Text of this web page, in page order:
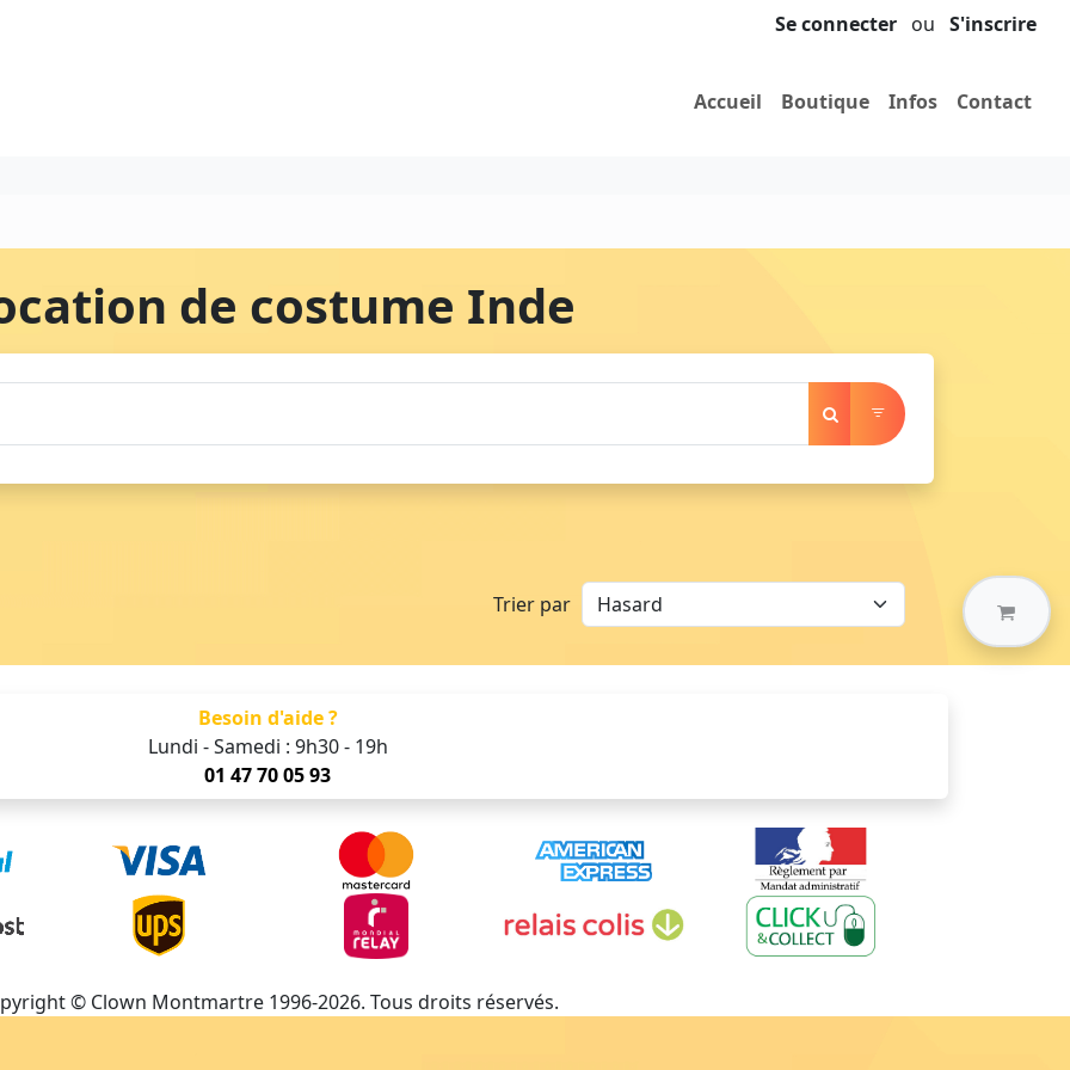
Se connecter ou S'inscrire
Accueil Boutique Infos Contact
de costume Inde
Trier par
Besoin d'aide ?
Lundi - Samedi : 9h30 - 19h
01 47 70 05 93
© Clown Montmartre 1996-2026. Tous droits réservés.